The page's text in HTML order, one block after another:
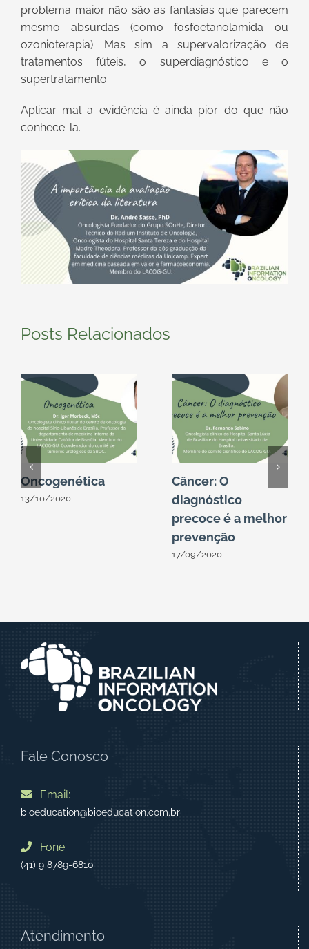
problema maior não são as fantasias que parecem
mesmo absurdas (como fosfoetanolamida ou
ozonioterapia). Mas sim a supervalorização de
tratamentos fúteis, o superdiagnóstico e o
supertratamento.
Aplicar mal a evidência é ainda pior do que não
conhece-la.
Posts Relacionados
Oncogenética
13/10/2020
Câncer: O
diagnóstico
precoce é a melhor
prevenção
17/09/2020
Fale Conosco
Email:
bioeducation@bioeducation.com.br
Fone:
(41) 9 8789-6810
Atendimento